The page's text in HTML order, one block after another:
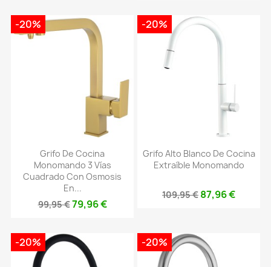
Grifo De Cocina
Monomando 3 Vías
Cuadrado Con Osmosis
En...
99,95 €79,96 €
-20%
Grifo Alto Blanco De Cocina
Extraíble Monomando
109,95 € 87,96 €
-20%
-20% -20%